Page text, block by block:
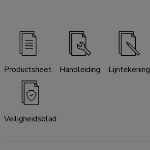
Productsheet Handleiding Lijntekening
Veiligheidsblad